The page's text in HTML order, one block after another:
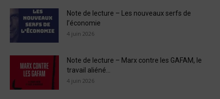
Note de lecture – Les nouveaux serfs de
l’économie
4 juin 2026
Note de lecture – Marx contre les GAFAM, le
travail aliéné...
4 juin 2026